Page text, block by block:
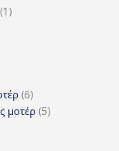
11
66
προϊόντα
μοτέρ 55